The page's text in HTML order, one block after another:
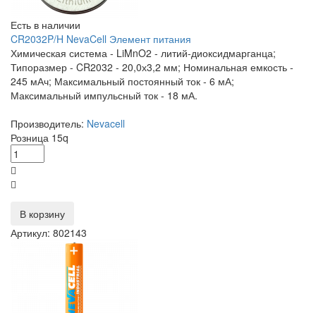
Есть в наличии
CR2032P/H NevaCell Элемент питания
Химическая система - LiMnO2 - литий-диоксидмарганца;
Типоразмер - CR2032 - 20,0х3,2 мм; Номинальная емкость -
245 мАч; Максимальный постоянный ток - 6 мА;
Максимальный импульсный ток - 18 мА.
Производитель: Nevacell
Розница 15q
В корзину
Артикул: 802143